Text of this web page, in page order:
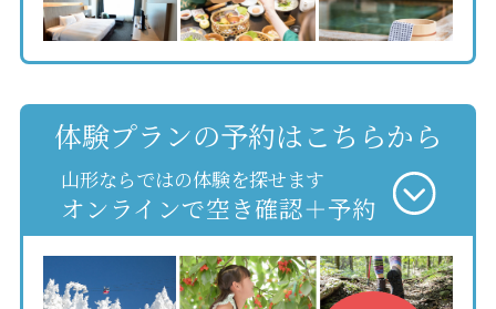
体験プランの予約はこちらから
山形ならではの体験を探せます
オンラインで空き確認＋予約